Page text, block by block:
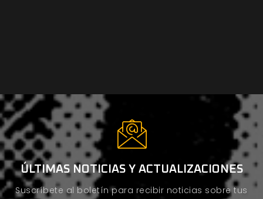
ÚLTIMAS NOTICIAS Y ACTUALIZACIONES
Suscríbete al boletín para recibir noticias sobre tus